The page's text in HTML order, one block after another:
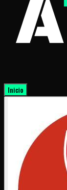
Inicio